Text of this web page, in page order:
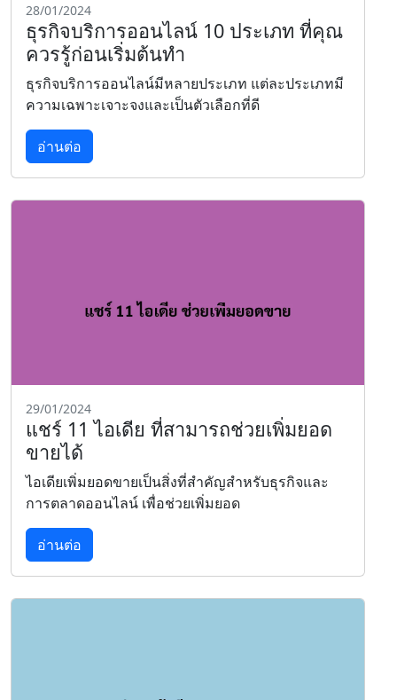
28/01/2024
ธุรกิจบริการออนไลน์ 10 ประเภท ที่คุณ
ควรรู้ก่อนเริ่มต้นทำ
ธุรกิจบริการออนไลน์มีหลายประเภท แต่ละประเภทมี
ความเฉพาะเจาะจงและเป็นตัวเลือกที่ดี
อ่านต่อ
29/01/2024
แชร์ 11 ไอเดีย ที่สามารถช่วยเพิ่มยอด
ขายได้
ไอเดียเพิ่มยอดขายเป็นสิ่งที่สำคัญสำหรับธุรกิจและ
การตลาดออนไลน์ เพื่อช่วยเพิ่มยอด
อ่านต่อ